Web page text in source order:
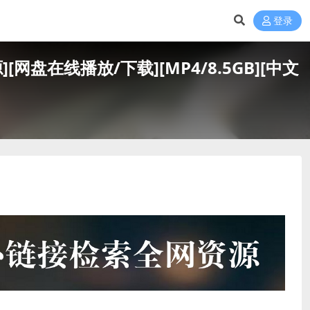
登录
网盘在线播放/下载][MP4/8.5GB][中文